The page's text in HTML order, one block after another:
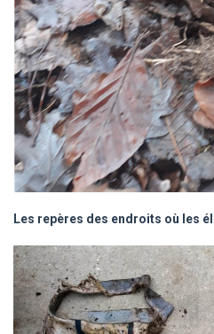
Les repères des endroits où les